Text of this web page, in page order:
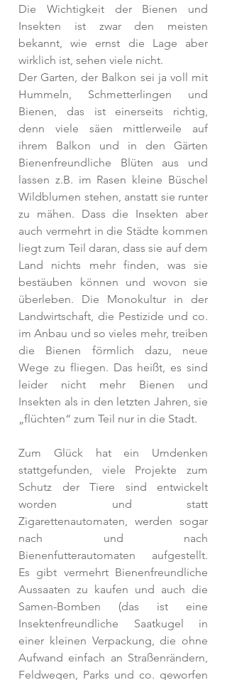
Die Wichtigkeit der Bienen und
Insekten ist zwar den meisten
bekannt, wie ernst die Lage aber
wirklich ist, sehen viele nicht.
Der Garten, der Balkon sei ja voll mit
Hummeln, Schmetterlingen und
Bienen, das ist einerseits richtig,
denn viele säen mittlerweile auf
ihrem Balkon und in den Gärten
Bienenfreundliche Blüten aus und
lassen z.B. im Rasen kleine Büschel
Wildblumen stehen, anstatt sie runter
zu mähen. Dass die Insekten aber
auch vermehrt in die Städte kommen
liegt zum Teil daran, dass sie auf dem
Land nichts mehr finden, was sie
bestäuben können und wovon sie
überleben. Die Monokultur in der
Landwirtschaft, die Pestizide und co.
im Anbau und so vieles mehr, treiben
die Bienen förmlich dazu, neue
Wege zu fliegen. Das heißt, es sind
leider nicht mehr Bienen und
Insekten als in den letzten Jahren, sie
„flüchten“ zum Teil nur in die Stadt.
Zum Glück hat ein Umdenken
stattgefunden, viele Projekte zum
Schutz der Tiere sind entwickelt
worden und statt
Zigarettenautomaten, werden sogar
nach und nach
Bienenfutterautomaten aufgestellt.
Es gibt vermehrt Bienenfreundliche
Aussaaten zu kaufen und auch die
Samen-Bomben (das ist eine
Insektenfreundliche Saatkugel in
einer kleinen Verpackung, die ohne
Aufwand einfach an Straßenrändern,
Feldwegen, Parks und co. geworfen